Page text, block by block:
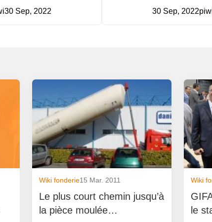
30 Sep, 2022 30 Sep, 2022
Wiki fonderie15 Mar. 2011
Le plus court chemin jusqu’à
la pièce moulée…
Wiki
le